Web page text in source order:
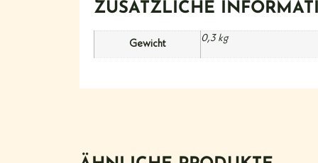
ZUSÄTZLICHE
Gewicht
0,3 kg